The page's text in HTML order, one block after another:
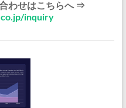
わせはこちらへ ⇒
inquiry